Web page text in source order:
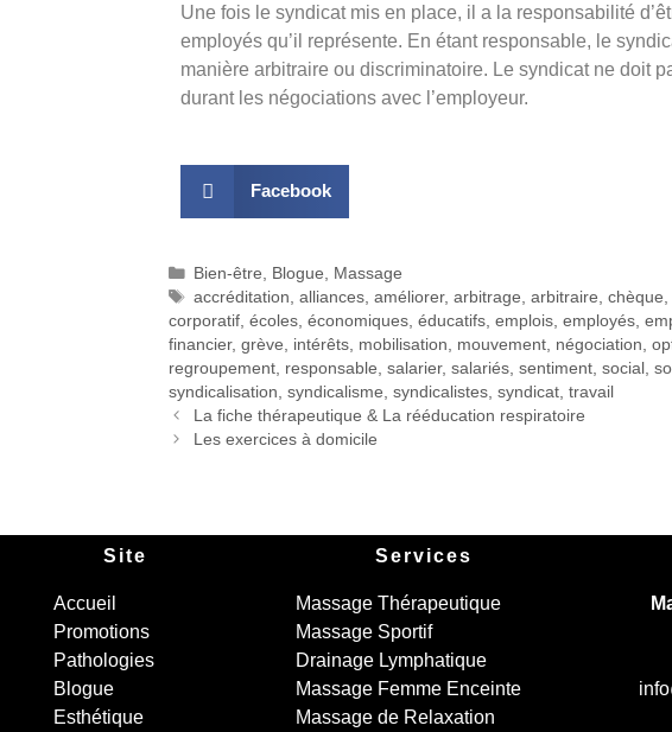
Une fois le syndicat mis en place, il a la responsabilité
employés qu’il représente. En étant responsable, le
manière arbitraire ou discriminatoire. Le syndicat ne doit
durant les négociations avec l’employeur.
Facebook
Bien-être, Blogue, Massage
accréditation,alliances,améliorer,arbitrage,arbitraire,chèque
corporatif, écoles, économiques, éducatifs, emplois, employés,
financier, grève, intérêts, mobilisation, mouvement, négociation,
regroupement, responsable, salarier, salariés, sentiment, social ,
syndicalisation, syndicalisme, syndicalistes, syndicat, travail
La fiche thérapeutique & La rééducation respiratoire
Les exercices à domicile
Site
Accueil
Promotions
Pathologies
Blogue
Esthétique
Services
Massage Thérapeutique
Massage Sportif
Drainage Lymphatique
Massage Femme Enceinte
Massage de Relaxation